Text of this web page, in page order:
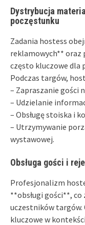
Dystrybucja
poczęstunku
Zadania hostess
reklamowych** oraz
często kluczowe dla
Podczas targów,
– Zapraszanie gości
– Udzielanie
– Obsługę stoiska i
– Utrzymywanie
wystawowej.
Obsługa gości i
Profesjonalizm
**obsługi gości**,
uczestników targów.
kluczowe w